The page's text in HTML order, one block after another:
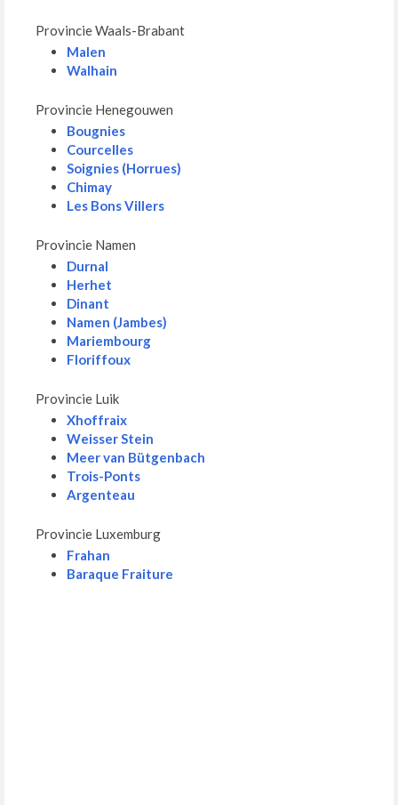
Provincie Waals-Brabant
Malen
Walhain
Provincie Henegouwen
Bougnies
Courcelles
Soignies (Horrues)
Chimay
Les Bons Villers
Provincie Namen
Durnal
Herhet
Dinant
Namen (Jambes)
Mariembourg
Floriffoux
Provincie Luik
Xhoffraix
Weisser Stein
Meer van Bütgenbach
Trois-Ponts
Argenteau
Provincie Luxemburg
Frahan
Baraque Fraiture